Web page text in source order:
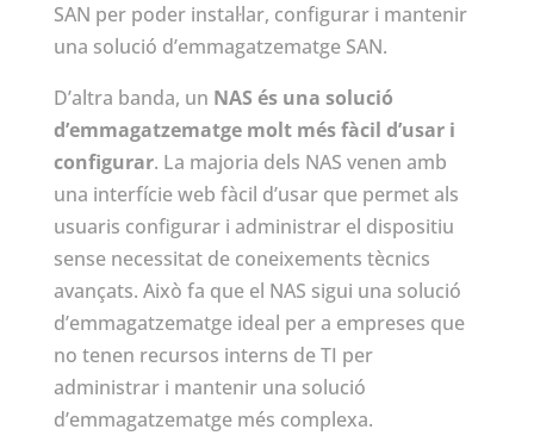
SAN per poder instal·lar, configurar i mantenir
una solució d’emmagatzematge SAN.
D’altra banda, un NAS és una solució
d’emmagatzematge molt més fàcil d’usar i
configurar. La majoria dels NAS venen amb
una interfície web fàcil d’usar que permet als
usuaris configurar i administrar el dispositiu
sense necessitat de coneixements tècnics
avançats. Això fa que el NAS sigui una solució
d’emmagatzematge ideal per a empreses que
no tenen recursos interns de TI per
administrar i mantenir una solució
d’emmagatzematge més complexa.